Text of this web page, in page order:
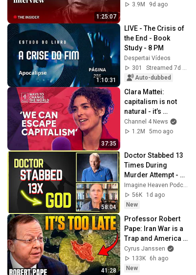
1:25:07
3.9M
9d ago
1:10:31
LIVE - The Crisis of
the End - Book
Study - 8 PM
Despertai Vídeos
301
Streamed 7d ago
Auto-dubbed
37:35
Clara Mattei:
capitalism is not
natural - it’s
enforced
Channel 4 News
1.2M
5mo ago
58:04
Doctor Stabbed 13
Times During
Murder Attempt -
Then God Showed
Up | Near Death
Experience
56K
1d ago
New
41:28
Professor Robert
Pape: Iran War is a
Trap and America
Has No Way Out!
Cyrus Janssen
133K
6h ago
New